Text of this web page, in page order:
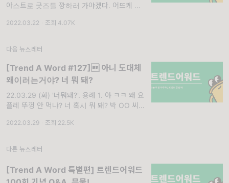
아스트로 굿즈들 깡하러 가야겠다. 어뜨케 너무
가 하는 랜덤깡이 역시 최고지... 150번 나오면
2022.03.22 조회 4.07K
다음 뉴스레터
[Trend A Word #127] 아니 도대체
왜이러는거야? 너 뭐 돼?
22.03.29 (화) '너뭐돼?'. 용례 1. 야 ㅋㅋ 왜 요
플레 뚜껑 안 먹냐? 너 혹시 뭐 돼? 박 OO 씨
오제이 당황할듯... 육 OO 씨
2022.03.29 조회 22.5K
다른 뉴스레터
[Trend A Word 특별편] 트렌드어워드